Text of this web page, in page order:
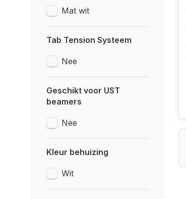
Mat wit
Tab Tension Systeem
Nee
Geschikt voor UST
beamers
Nee
Kleur behuizing
Wit